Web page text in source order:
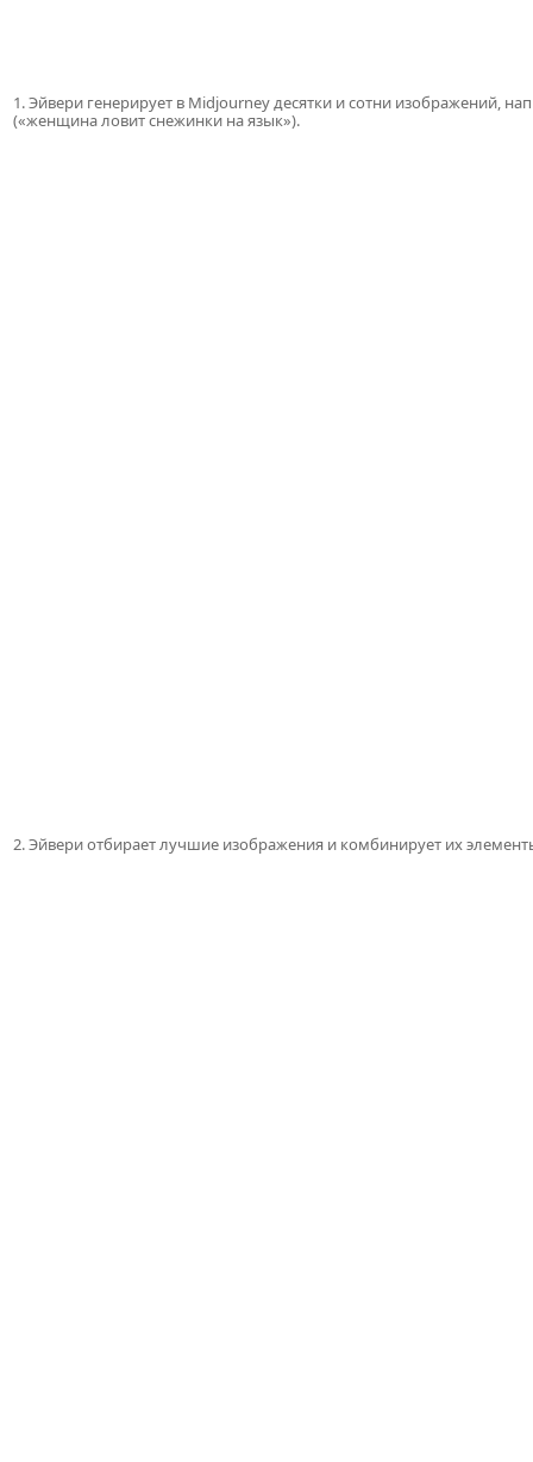
1. Эйвери генерирует в Midjourney десятки и сотни изображений,
(«женщина ловит снежинки на язык»).
2. Эйвери отбирает лучшие изображения и комбинирует их